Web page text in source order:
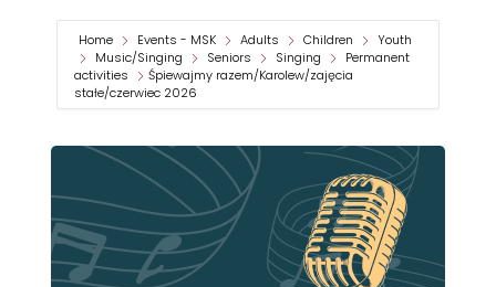
Home Events - MSK Adults Children
Youth
Music/Singing
Seniors Singing
Permanent
activities
Śpiewajmy razem/Karolew/zajęcia
stałe/czerwiec 2026